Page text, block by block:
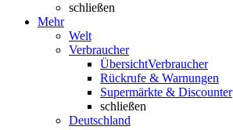
schließen
Mehr
Welt
Verbraucher
ÜbersichtVerbraucher
Rückrufe & Warnungen
Supermärkte & Discounter
schließen
Deutschland